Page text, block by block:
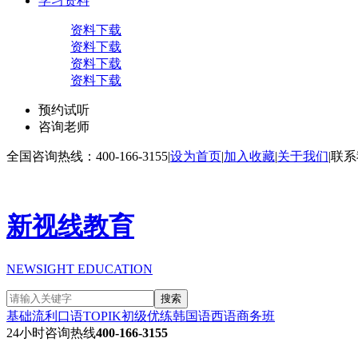
资料下载
资料下载
资料下载
资料下载
预约试听
咨询老师
全国咨询热线：400-166-3155|设为首页|加入收藏|关于我们|联
新视线教育
NEWSIGHT EDUCATION
搜索
基础流利口语TOPIK初级优练韩国语西语商务班
24小时咨询热线400-166-3155